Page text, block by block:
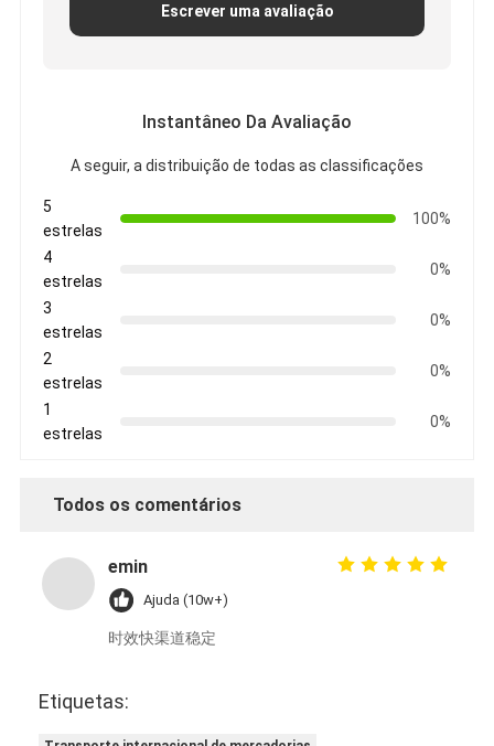
Escrever uma avaliação
Instantâneo Da Avaliação
A seguir, a distribuição de todas as classificações
5
estrelas
100%
4
estrelas
0%
3
estrelas
0%
2
estrelas
0%
1
estrelas
0%
Todos os comentários
emin
Ajuda (10w+)
时效快渠道稳定
Etiquetas: